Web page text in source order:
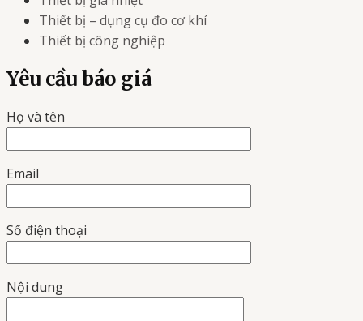
Thiết bị – dụng cụ đo cơ khí
Thiết bị công nghiệp
Yêu cầu báo giá
Họ và tên
Email
Số điện thoại
Nội dung